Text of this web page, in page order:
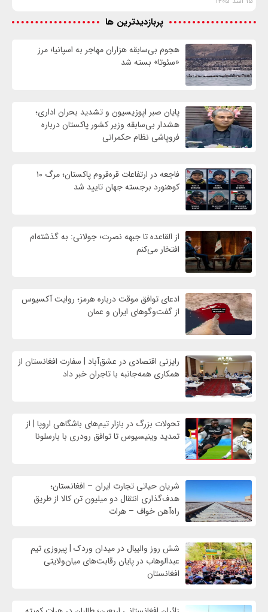
پربازدیدترین ها
هجوم بی‌سابقه هزاران مهاجر به اسپانیا؛ مرز
«سئوتا» بسته شد
پایان صبر اپوزیسیون و تشدید بحران اداری؛
هشدار بی‌سابقه وزیر کشور پاکستان درباره
فروپاشی نظام حکمرانی
فاجعه در ارتفاعات قره‌قروم پاکستان؛ مرگ ۱۰
کوهنورد برجسته جهان تایید شد
از القاعده تا جبهه نصرت؛ جولانی: به گذشته‌ام
افتخار می‌کنم
ادعای توافق موقت درباره هرمز؛ روایت آکسیوس
از گفت‌وگوهای ایران و عمان
رایزنی اقتصادی در عشق‌آباد | سفارت افغانستان از
همکاری همه‌جانبه با تاجران خبر داد
تحولات بزرگ در بازار تیم‌های باشگاهی اروپا | از
تمدید وینیسیوس تا توافق رودری با بارسلونا
شریان حیاتی تجارت ایران – افغانستان؛
هدف‌گذاری انتقال دو میلیون تن کالا از طریق
راه‌آهن خواف – هرات
شش روز والیبال در میدان وردک | پیروزی تیم
عبدالوهاب در پایان رقابت‌های میان‌ولایتی
افغانستان